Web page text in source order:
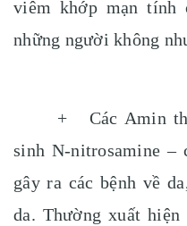
viêm khớp mạn tính
những người không
+ Các Amin thứ
sinh N-nitrosamine –
gây ra các bệnh về
da. Thường xuất